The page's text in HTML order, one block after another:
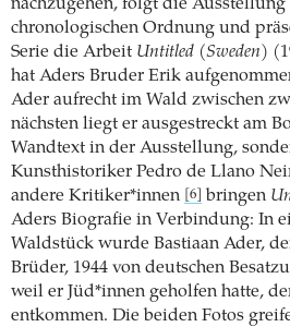
nachzugehen, folgt die
chronologischen Ordnung und
Serie die Arbeit Untitled (Sweden)
hat Aders Bruder Erik
Ader aufrecht im Wald zwischen
nächsten liegt er ausgestreckt am
Wandtext in der Ausstellung,
Kunsthistoriker Pedro de Llano
andere Kritiker*innen
[6] bringen
Aders Biografie in Verbindung: In
Waldstück wurde Bastiaan Ader,
Brüder, 1944 von deutschen
weil er Jüd*innen geholfen hatte,
entkommen. Die beiden Fotos